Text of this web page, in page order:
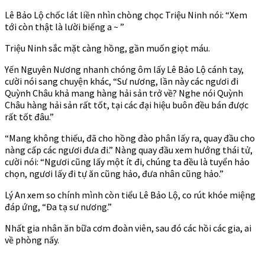
Lê Bảo Lộ chốc lát liền nhìn chòng chọc Triệu Ninh nói: “Xem
tới còn thật là lười biếng a ~ ”
Triệu Ninh sắc mặt càng hồng, gần muốn giọt máu.
Yến Nguyên Nương nhanh chóng ôm lấy Lê Bảo Lộ cánh tay,
cười nói sang chuyện khác, “Sư nương, lần này các ngươi đi
Quỳnh Châu khả mang hàng hải sản trở về? Nghe nói Quỳnh
Châu hàng hải sản rất tốt, tại các đại hiệu buôn đều bán được
rất tốt đâu.”
“Mang không thiếu, đã cho hồng đào phân lấy ra, quay đầu cho
nàng cấp các ngươi đưa đi.” Nàng quay đầu xem hướng thái tử,
cười nói: “Ngươi cũng lấy một ít đi, chúng ta đều là tuyển hảo
chọn, ngươi lấy đi tự ăn cũng hảo, đưa nhân cũng hảo.”
Lý An xem so chính mình còn tiểu Lê Bảo Lộ, co rút khóe miệng
đáp ứng, “Đa tạ sư nương.”
Nhất gia nhân ăn bữa cơm đoàn viên, sau đó các hồi các gia, ai
về phòng nấy.